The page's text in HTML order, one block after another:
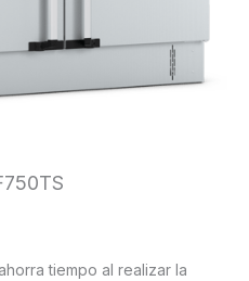
tiempo al realizar la